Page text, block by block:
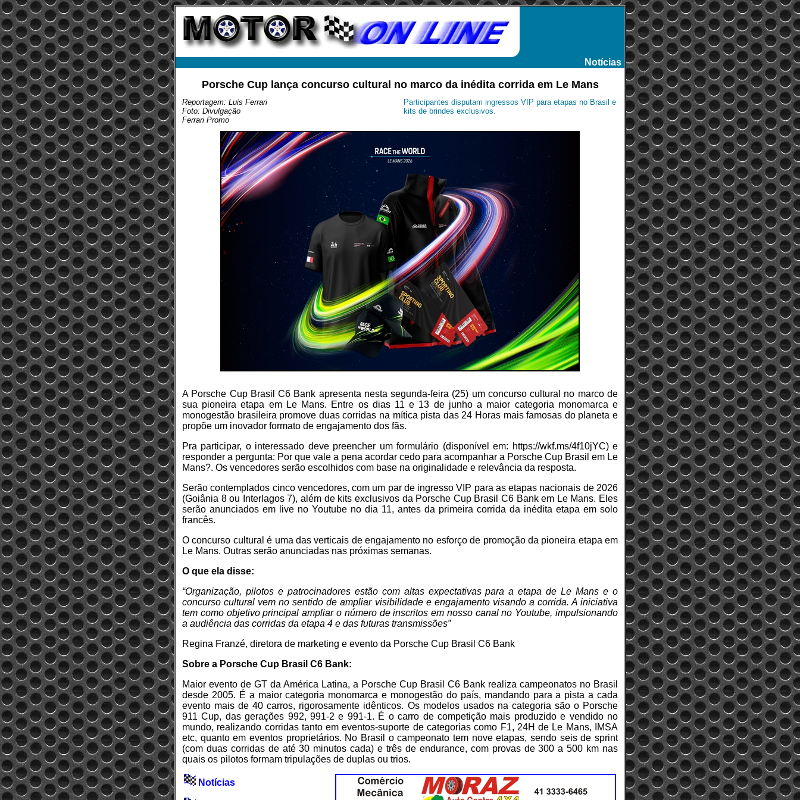
Notícias
Porsche Cup lança concurso cultural no marco da inédita corrida em Le Mans
Reportagem: Luis Ferrari
Foto: Divulgação
Ferrari Promo
Participantes disputam ingressos VIP para etapas no Brasil e
kits de brindes exclusivos.
A Porsche Cup Brasil C6 Bank apresenta nesta segunda-feira (25) um concurso cultural no marco de
sua pioneira etapa em Le Mans. Entre os dias 11 e 13 de junho a maior categoria monomarca e
monogestão brasileira promove duas corridas na mítica pista das 24 Horas mais famosas do planeta e
propõe um inovador formato de engajamento dos fãs.
Pra participar, o interessado deve preencher um formulário (disponível em: https://wkf.ms/4f10jYC) e
responder a pergunta: Por que vale a pena acordar cedo para acompanhar a Porsche Cup Brasil em Le
Mans?. Os vencedores serão escolhidos com base na originalidade e relevância da resposta.
Serão contemplados cinco vencedores, com um par de ingresso VIP para as etapas nacionais de 2026
(Goiânia 8 ou Interlagos 7), além de kits exclusivos da Porsche Cup Brasil C6 Bank em Le Mans. Eles
serão anunciados em live no Youtube no dia 11, antes da primeira corrida da inédita etapa em solo
francês.
O concurso cultural é uma das verticais de engajamento no esforço de promoção da pioneira etapa em
Le Mans. Outras serão anunciadas nas próximas semanas.
O que ela disse:
“Organização, pilotos e patrocinadores estão com altas expectativas para a etapa de Le Mans e o
concurso cultural vem no sentido de ampliar visibilidade e engajamento visando a corrida. A iniciativa
tem como objetivo principal ampliar o número de inscritos em nosso canal no Youtube, impulsionando
a audiência das corridas da etapa 4 e das futuras transmissões”
Regina Franzé, diretora de marketing e evento da Porsche Cup Brasil C6 Bank
Sobre a Porsche Cup Brasil C6 Bank:
Maior evento de GT da América Latina, a Porsche Cup Brasil C6 Bank realiza campeonatos no Brasil
desde 2005. É a maior categoria monomarca e monogestão do país, mandando para a pista a cada
evento mais de 40 carros, rigorosamente idênticos. Os modelos usados na categoria são o Porsche
911 Cup, das gerações 992, 991-2 e 991-1. É o carro de competição mais produzido e vendido no
mundo, realizando corridas tanto em eventos-suporte de categorias como F1, 24H de Le Mans, IMSA
etc, quanto em eventos proprietários. No Brasil o campeonato tem nove etapas, sendo seis de sprint
(com duas corridas de até 30 minutos cada) e três de endurance, com provas de 300 a 500 km nas
quais os pilotos formam tripulações de duplas ou trios.
Notícias